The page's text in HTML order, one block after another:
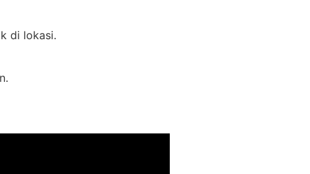
di lokasi.